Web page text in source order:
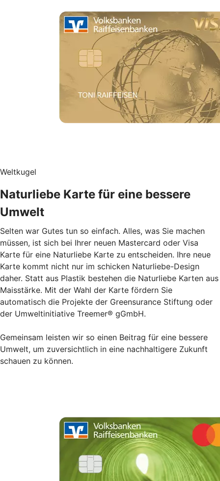
Weltkugel
Naturliebe Karte für eine bessere
Umwelt
Selten war Gutes tun so einfach. Alles, was Sie machen
müssen, ist sich bei Ihrer neuen Mastercard oder Visa
Karte für eine Naturliebe Karte zu entscheiden. Ihre neue
Karte kommt nicht nur im schicken Naturliebe-Design
daher. Statt aus Plastik bestehen die Naturliebe Karten aus
Maisstärke. Mit der Wahl der Karte fördern Sie
automatisch die Projekte der Greensurance Stiftung oder
der Umweltinitiative Treemer® gGmbH.
Gemeinsam leisten wir so einen Beitrag für eine bessere
Umwelt, um zuversichtlich in eine nachhaltigere Zukunft
schauen zu können.